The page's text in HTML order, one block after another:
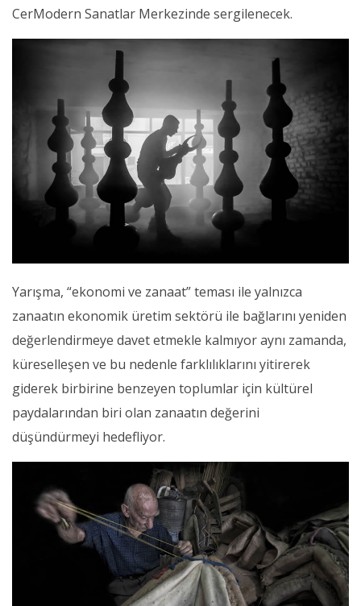
CerModern Sanatlar Merkezinde sergilenecek.
Yarışma, “ekonomi ve zanaat” teması ile yalnızca
zanaatın ekonomik üretim sektörü ile bağlarını yeniden
değerlendirmeye davet etmekle kalmıyor aynı zamanda,
küreselleşen ve bu nedenle farklılıklarını yitirerek
giderek birbirine benzeyen toplumlar için kültürel
paydalarından biri olan zanaatın değerini
düşündürmeyi hedefliyor.